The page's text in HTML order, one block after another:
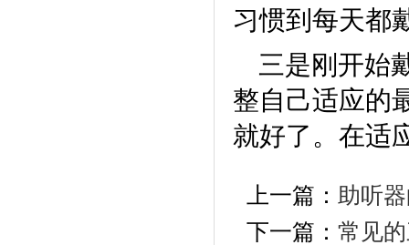
习惯到每天都
三是刚开始
整自己适应的
就好了。在适
上一篇： 助听
下一篇： 常见